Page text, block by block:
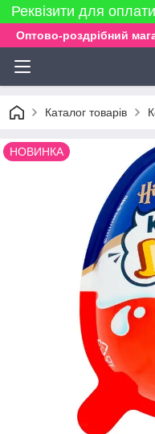
Реквізити для
Оптово-роздрібний
Каталог товарів
НОВИНКА